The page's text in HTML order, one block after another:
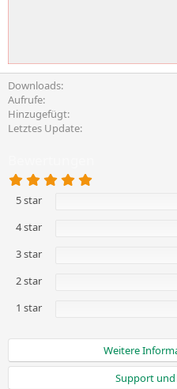
Downloads
Aufrufe
Hinzugefügt
Letztes Update
5 star
4 star
3 star
2 star
1 star
Weitere
Support